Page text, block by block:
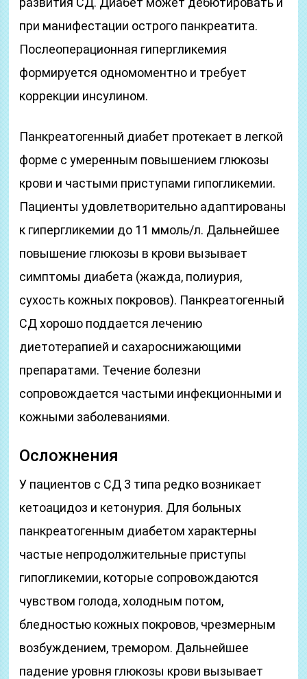
при манифестации острого панкреатита.
Послеоперационная гипергликемия
формируется одномоментно и требует
коррекции инсулином.
Панкреатогенный диабет протекает в легкой
форме с умеренным повышением глюкозы
крови и частыми приступами гипогликемии.
Пациенты удовлетворительно адаптированы
к гипергликемии до 11 ммоль/л. Дальнейшее
повышение глюкозы в крови вызывает
симптомы диабета (жажда, полиурия,
сухость кожных покровов). Панкреатогенный
СД хорошо поддается лечению
диетотерапией и сахароснижающими
препаратами. Течение болезни
сопровождается частыми инфекционными и
кожными заболеваниями.
Осложнения
У пациентов с СД 3 типа редко возникает
кетоацидоз и кетонурия. Для больных
панкреатогенным диабетом характерны
частые непродолжительные приступы
гипогликемии, которые сопровождаются
чувством голода, холодным потом,
бледностью кожных покровов, чрезмерным
возбуждением, тремором. Дальнейшее
падение уровня глюкозы крови вызывает